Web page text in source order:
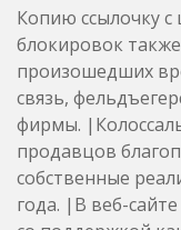
Копию ссылочку
блокировок
произошедших
связь,
фирмы.
продавцов
собственные
года. |В веб-